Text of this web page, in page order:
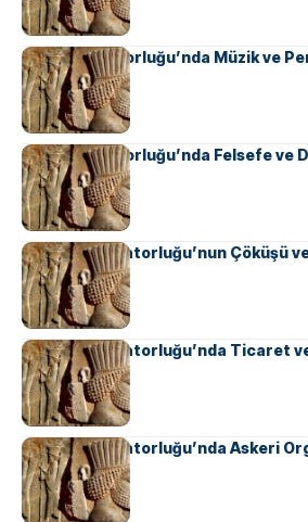
Pers İmparatorluğu’nda Müzik ve
Pers İmparatorluğu’nda Felsefe ve
Sasani İmparatorluğu’nun Çöküşü
Sasani İmparatorluğu’nda Ticaret
Sasani İmparatorluğu’nda Askeri